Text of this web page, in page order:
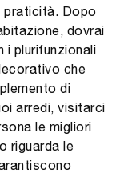
praticità. Dopo
dovrai
i plurifunzionali
che
di
arredi, visitarci
le migliori
riguarda le